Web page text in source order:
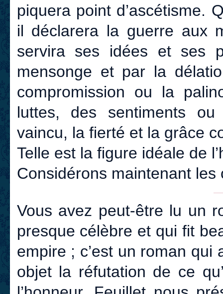
piquera point d’ascétisme.
il déclarera la guerre aux
servira ses idées et ses
mensonge et par la
compromission ou la
luttes, des sentiments
vaincu, la fierté et la grâce
Telle est la figure idéale de
Considérons maintenant les
Vous avez peut-être lu un
presque célèbre et qui fit
empire ; c’est un roman
objet la réfutation de ce